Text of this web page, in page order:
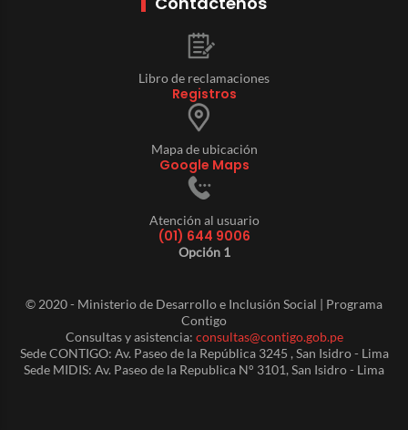
Libro de reclamaciones
Registros
Mapa de ubicación
Google Maps
Atención al usuario
(01) 644 9006
Opción 1
© 2020 - Ministerio de Desarrollo e Inclusión Social | Programa
Contigo
Consultas y asistencia: consultas@contigo.gob.pe
Sede CONTIGO: Av. Paseo de la República 3245 , San Isidro - Lima
Sede MIDIS: Av. Paseo de la Republica N° 3101, San Isidro - Lima